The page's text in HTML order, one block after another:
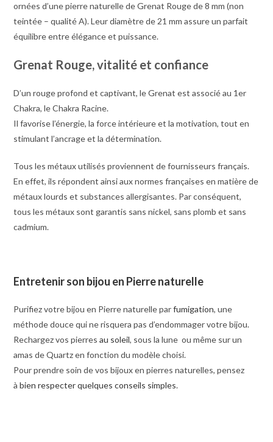
ornées d’une pierre naturelle de Grenat Rouge de 8 mm (non
teintée – qualité A). Leur diamètre de 21 mm assure un parfait
équilibre entre élégance et puissance.
Grenat Rouge, vitalité et confiance
D’un rouge profond et captivant, le Grenat est associé au 1er
Chakra, le Chakra Racine.
Il favorise l’énergie, la force intérieure et la motivation, tout en
stimulant l’ancrage et la détermination.
Tous les métaux utilisés proviennent de fournisseurs français.
En effet, ils répondent ainsi aux normes françaises en matière de
métaux lourds et substances allergisantes. Par conséquent,
tous les métaux sont garantis sans nickel, sans plomb et sans
cadmium.
Entretenir son bijou en Pierre naturelle
Purifiez votre bijou en Pierre naturelle parfumigation, une
méthode douce qui ne risquera pas d’endommager votre bijou.
Rechargez vos pierres au soleil, sous la lune ou même sur un
amas de Quartz en fonction du modèle choisi.
Pour prendre soin de vos bijoux en pierres naturelles, pensez
àbien respecter quelques conseils simples.